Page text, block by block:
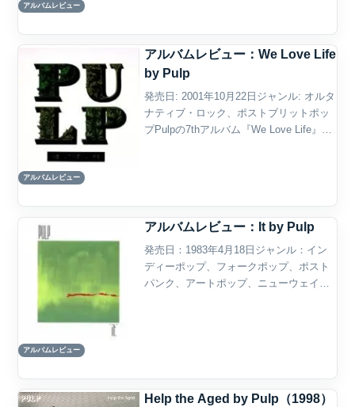
アルバムレビュー
アルバムレビュー
アルバムレビュー：We Love Life
by Pulp
発売日: 2001年10月22日ジャンル: オルタ
ナティブ・ロック、ポストブリットポッ
プPulpの7thアルバム『We Love Life』
アルバムレビュー
アルバムレビュー：It by Pulp
発売日：1983年4月18日ジャンル：イン
ディーポップ、フォークポップ、ポスト
パンク、アートポップ、ニューウェイ
Help the Aged by Pulp（1998）